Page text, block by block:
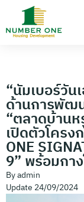
“นัมเบอร์วัน
ด้านการพัฒ
“ตลาดบ้าน
เปิดตัวโครง
ONE
9” พร้อมกา
Byadmin
Update 24/09/2024